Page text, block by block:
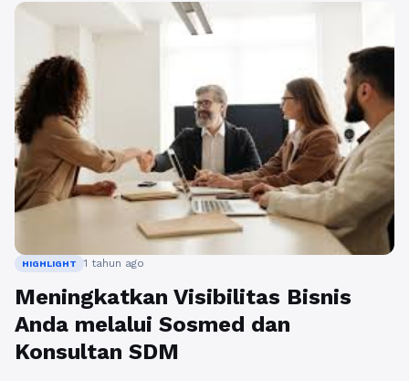
HIGHLIGHT 1 tahun ago
Meningkatkan Visibilitas Bisnis
Anda melalui Sosmed dan
Konsultan SDM